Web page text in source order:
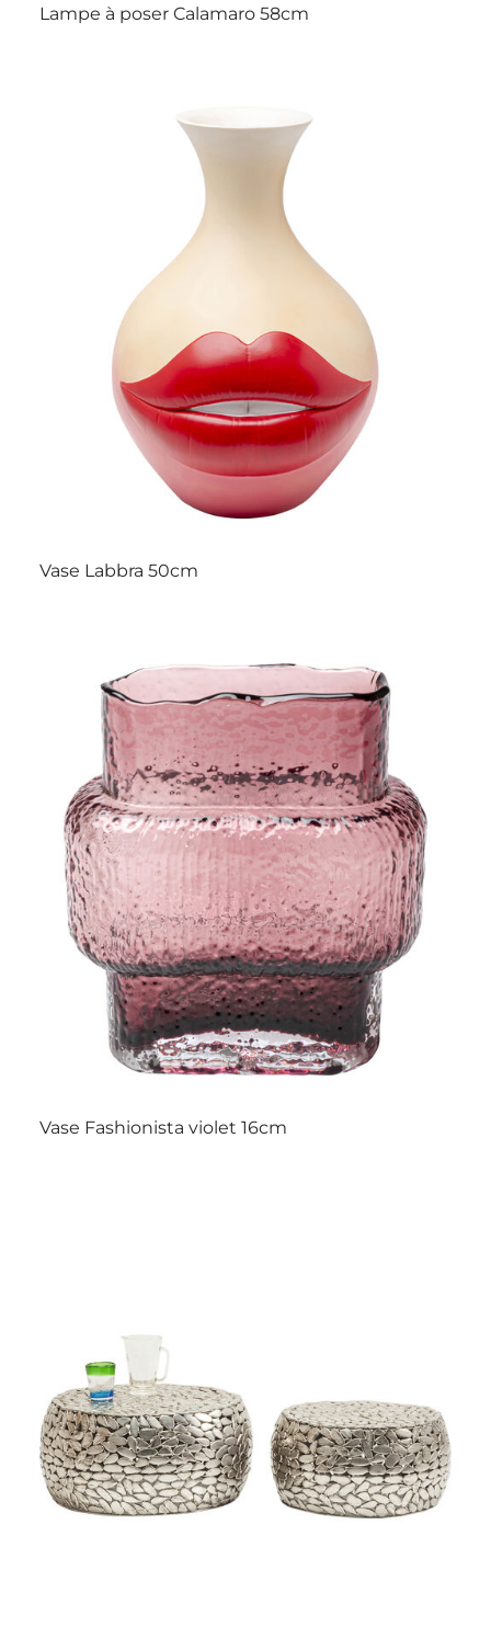
Lampe à poser Calamaro 58cm
Vase Labbra 50cm
Vase Fashionista violet 16cm